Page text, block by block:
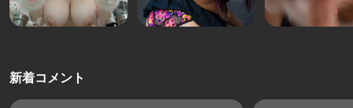
新着コメント